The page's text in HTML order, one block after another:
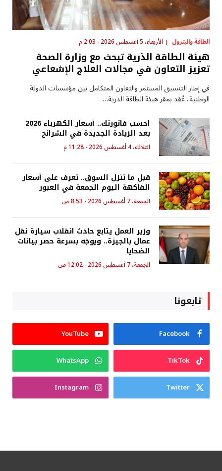
الطاقة والبترول الأربعاء، 5 أغسطس 2026 - 2:03 م
هيئة الطاقة الذرية تبحث مع وزارة الصحة
تعزيز التعاون في مجالات العلاج الإشعاعي
في إطار التنسيق المستمر والتعاون المتكامل بين مؤسسات الدولة
الوطنية، عُقد بمقر هيئة الطاقة الذرية…
احسب فاتورتك.. أسعار الكهرباء 2026
بعد الزيادة الجديدة في الشرائح
الثلاثاء، 4 أغسطس 2026 - 11:28 م
قبل ما تنزل السوق.. تعرف على أسعار
الفاكهة اليوم الجمعة في العبور
الجمعة، 7 أغسطس 2026 - 8:53 ص
وزير العمل يتابع حادث انقلاب سيارة نقل
عمال بالجيزة.. ويوجّه بسرعة حصر بيانات
الضحايا
الجمعة، 7 أغسطس 2026 - 12:02 ص
تابعونا
Facebook
YouTube
TikTok
WhatsApp
Twitter
Instagram